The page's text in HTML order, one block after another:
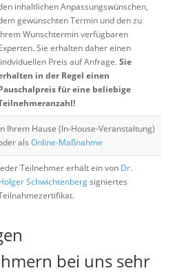
inhaltlichen Anpassungswünschen,
gewünschten Termin und den zu
Wunschtermin verfügbaren
Sie erhalten daher einen
Preis auf Anfrage.Sie
in der Regel einen
für eine beliebige
Ihrem Hause (In-House-Veranstaltung)
als Online-Maßnahme
Teilnehmer erhält ein von Dr.
Schwichtenbergsigniertes
bei uns sehr